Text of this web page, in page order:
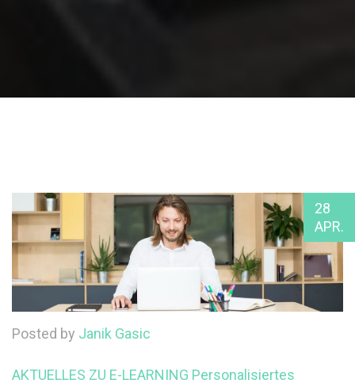
28
APR.
Posted by Janik Gasic
AKTUELLES ZU E-LEARNING Personalisiertes